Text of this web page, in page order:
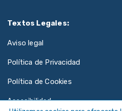
Textos Legales:
Aviso legal
Política de Privacidad
Política de Cookies
Accesibilidad